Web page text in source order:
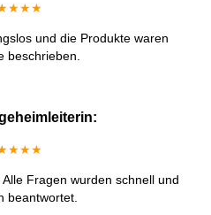
und die Produkte waren
beschrieben.
Fragen wurden schnell und
beantwortet.